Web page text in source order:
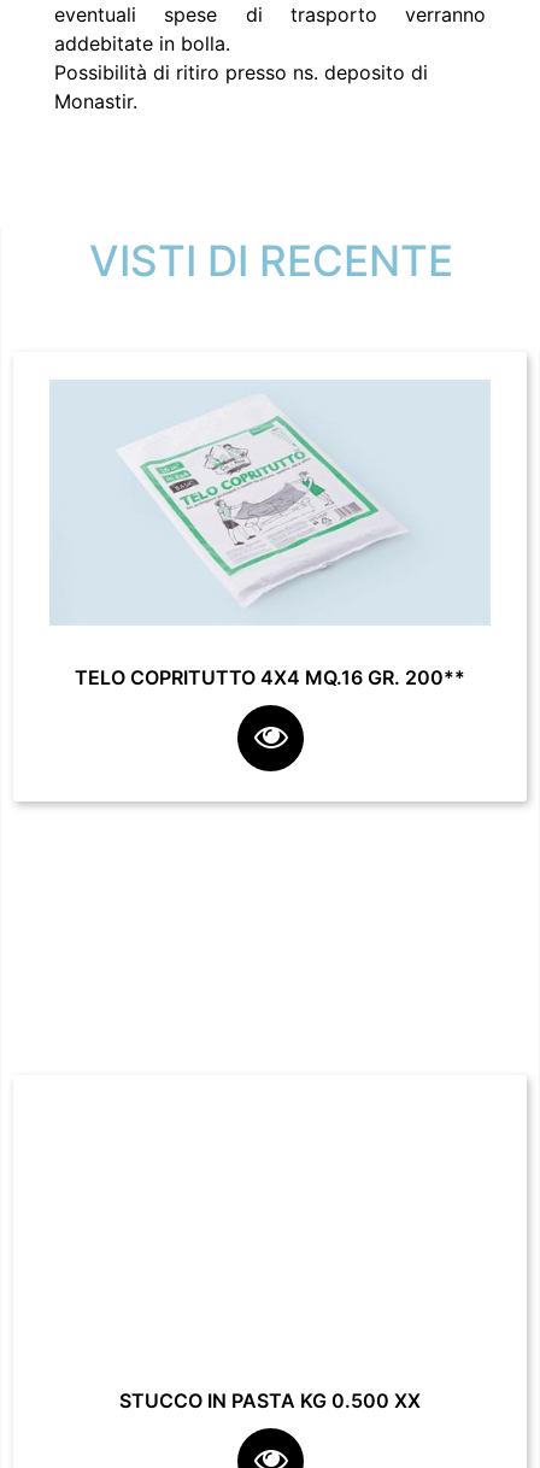
eventuali spese di trasporto verranno
addebitate in bolla.
Possibilità di ritiro presso ns. deposito di
Monastir.
VISTI DI RECENTE
TELO COPRITUTTO 4X4 MQ.16 GR. 200**
STUCCO IN PASTA KG 0.500 XX